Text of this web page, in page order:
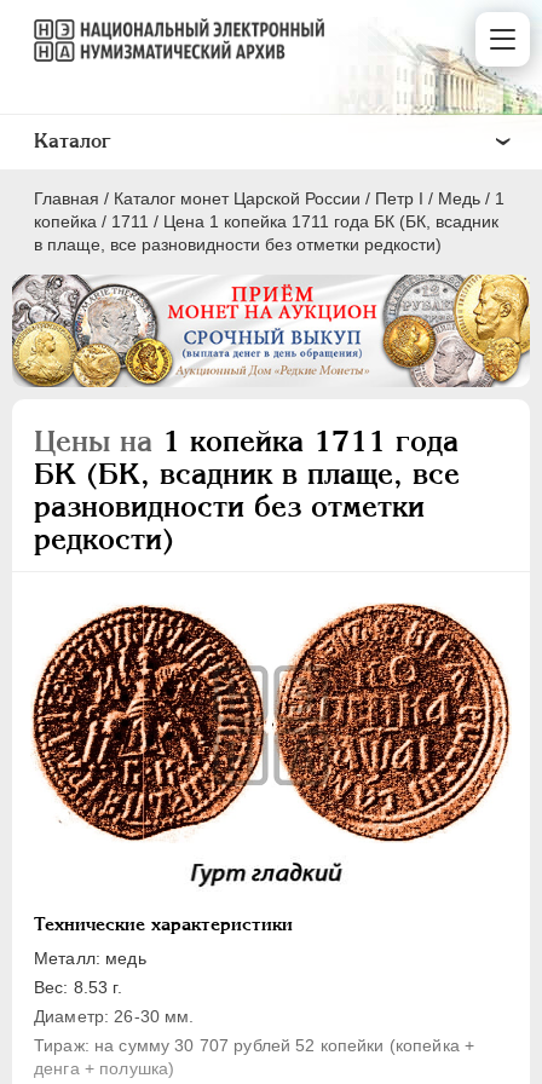
Главная / Каталог монет Царской России / Пeтр I / Медь / 1
копейка / 1711 / Цена 1 копейка 1711 года БК (БК, всадник
в плаще, все разновидности без отметки редкости)
Цены на 1 копейка 1711 года
БК (БК, всадник в плаще, все
разновидности без отметки
редкости)
Технические характеристики
Металл: медь
Вес: 8.53 г.
Диаметр: 26-30 мм.
Тираж: на сумму 30 707 рублей 52 копейки (копейка +
денга + полушка)
Каталог
ПEТР I 1699 - 1725
Серебро
Медь
5 копеек
1 копейка
Полушка
Полполушки
Пробные
Для Речи Посполитой
Монетовидные жетоны
ЕКАТЕРИНА I 1725-1727
1727-1729
АННА ИОАННОВНА 1730-1740
ИОАНН АНТОНОВИЧ
ЕЛИЗАВЕТА
ПЕТР III 1762-1762
ЕКАТЕРИНА II 1762-1796
ПАВЕЛ I 1796-1801